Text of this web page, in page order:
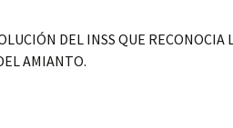
DEL INSS QUE RECONOCIA
AMIANTO.